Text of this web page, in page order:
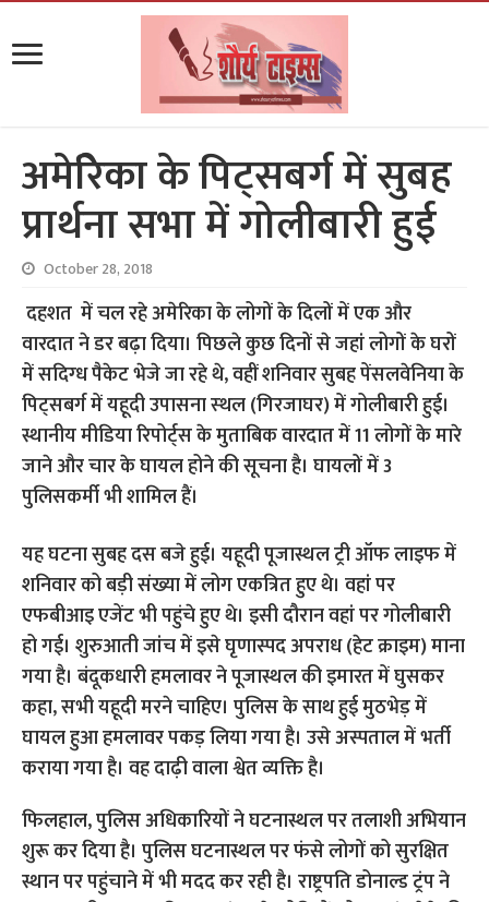
अमेरिेका के पिट्सबर्ग में सुबह
प्रार्थना सभा में गोलीबारी हुई
October 28, 2018
दहशत में चल रहे अमेरिका के लोगों के दिलों में एक और
वारदात ने डर बढ़ा दिया। पिछले कुछ दिनों से जहां लोगों के घरों
में सदिग्‍ध पैकेट भेजे जा रहे थे, वहीं शनिवार सुबह पेंसलवेनिया के
पिट्सबर्ग में यहूदी उपासना स्‍थल (गिरजाघर) में गोलीबारी हुई।
स्थानीय मीडिया रिपोर्ट्स के मुताबिक वारदात में 11 लोगों के मारे
जाने और चार के घायल होने की सूचना है। घायलों में 3
पुलिसकर्मी भी शामिल हैं।
यह घटना सुबह दस बजे हुई। यहूदी पूजास्थल ट्री ऑफ लाइफ में
शनिवार को बड़ी संख्या में लोग एकत्रित हुए थे। वहां पर
एफबीआइ एजेंट भी पहुंचे हुए थे। इसी दौरान वहां पर गोलीबारी
हो गई। शुरुआती जांच में इसे घृणास्पद अपराध (हेट क्राइम) माना
गया है। बंदूकधारी हमलावर ने पूजास्थल की इमारत में घुसकर
कहा, सभी यहूदी मरने चाहिए। पुलिस के साथ हुई मुठभेड़ में
घायल हुआ हमलावर पकड़ लिया गया है। उसे अस्पताल में भर्ती
कराया गया है। वह दाढ़ी वाला श्वेत व्यक्ति है।
फिलहाल, पुलिस अधिकारियों ने घटनास्थल पर तलाशी अभियान
शुरू कर दिया है। पुलिस घटनास्थल पर फंसे लोगों को सुरक्षित
स्थान पर पहुंचाने में भी मदद कर रही है। राष्ट्रपति डोनाल्ड ट्रंप ने